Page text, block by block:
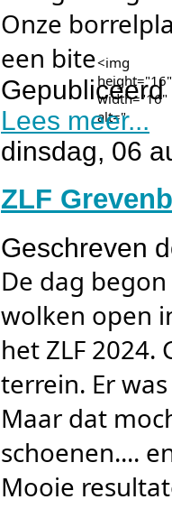
Onze
een bite<img
height="16"
width="16"
alt="
Gepubliceerd
Lees meer...
dinsdag, 06
ZLF
Geschreven
De dag
wolken open
het ZLF
terrein. Er
Maar dat
schoenen....
Mooie